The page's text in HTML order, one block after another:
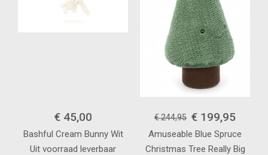
€ 45,00
Bashful Cream Bunny Wit
Uit voorraad leverbaar
€ 244,95 € 199,95
Amuseable Blue Spruce
Christmas Tree Really Big